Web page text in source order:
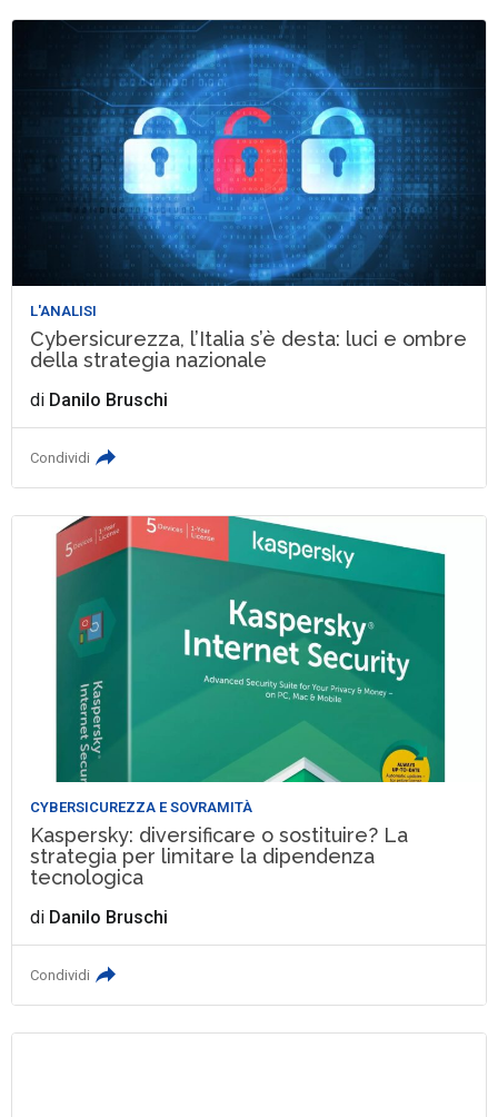
L'ANALISI
Cybersicurezza, l’Italia s’è desta: luci e ombre
della strategia nazionale
di Danilo Bruschi
Condividi
CYBERSICUREZZA E SOVRAMITÀ
Kaspersky: diversificare o sostituire? La
strategia per limitare la dipendenza
tecnologica
di Danilo Bruschi
Condividi